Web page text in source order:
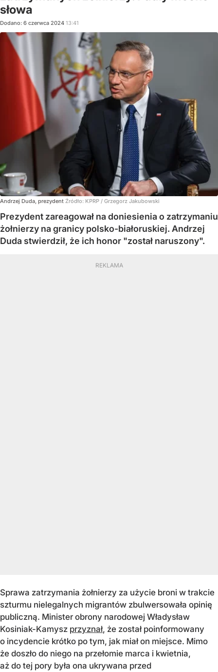
słowa
Dodano: 6 czerwca 2024 13:41
Andrzej Duda, prezydent Źródło: KPRP / Grzegorz Jakubowski
Prezydent zareagował na doniesienia o zatrzymaniu
żołnierzy na granicy polsko-białoruskiej. Andrzej
Duda stwierdził, że ich honor "został naruszony".
Sprawa zatrzymania żołnierzy za użycie broni w trakcie
szturmu nielegalnych migrantów zbulwersowała opinię
publiczną. Minister obrony narodowej Władysław
Kosiniak-Kamysz przyznał, że został poinformowany
o incydencie krótko po tym, jak miał on miejsce. Mimo
że doszło do niego na przełomie marca i kwietnia,
aż do tej pory była ona ukrywana przed